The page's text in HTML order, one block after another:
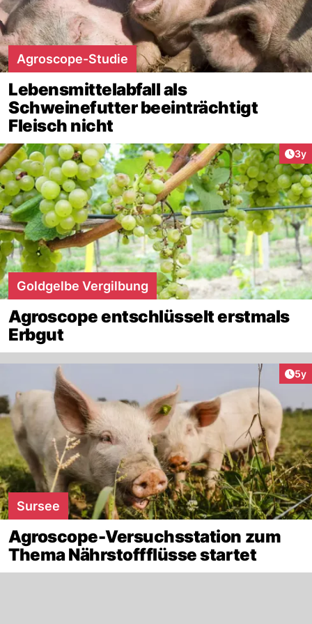
Agroscope-Studie
Lebensmittelabfall als
Schweinefutter beeinträchtigt
Fleisch nicht
3y
Goldgelbe Vergilbung
Agroscope entschlüsselt erstmals
Erbgut
5y
Sursee
Agroscope-Versuchsstation zum
Thema Nährstoffflüsse startet